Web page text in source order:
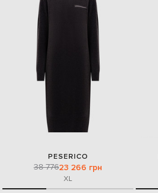
PESERICO
38 77623 266 грн
XL